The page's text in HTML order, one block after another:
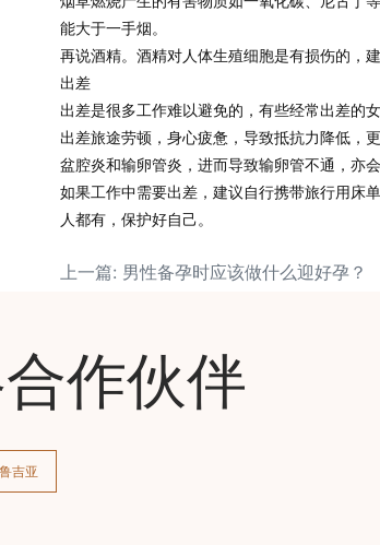
能大于一手烟 。
再说酒精。 酒精对人体生殖细胞是有损伤的，
出差
出差是很多工作难以避免的， 有些经常出差的
出差旅途劳顿，身心疲惫，导致抵抗力降低，
盆腔炎和输卵管炎，进而导致输卵管不通，亦会
如果工作中需要出差，建议自行携带旅行用床
人都有，保护好自己。
上一篇: 男性备孕时应该做什么迎好孕？
作伙伴
吉亚